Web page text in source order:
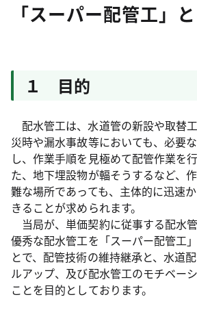
「スーパー配管工」
１ 目的
配水管工は、水道管の新設や取替
災時や漏水事故等においても、必要
し、作業手順を見極めて配管作業を
た、地下埋設物が輻そうするなど、
難な場所であっても、主体的に迅速
きることが求められます。
当局が、単価契約に従事する配水
優秀な配水管工を「スーパー配管工
とで、配管技術の維持継承と、水道
ルアップ、及び配水管工のモチベー
ことを目的としております。